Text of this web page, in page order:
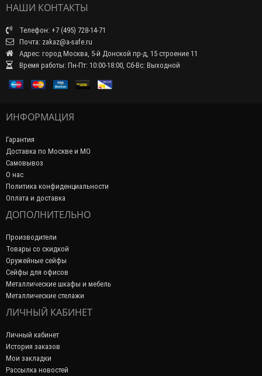
НАШИ КОНТАКТЫ
Телефон: +7 (495) 728-14-71
Почта: zakaz@a-safe.ru
Адрес: город Москва, 5-й Донской пр-д, 15 строение 11
Время работы: Пн-Пт: 10:00-18:00, Сб-Вс: Выходной
ИНФОРМАЦИЯ
Гарантия
Доставка по Москве и МО
Самовывоз
О нас
Политика конфиденциальности
Оплата и доставка
ДОПОЛНИТЕЛЬНО
Производители
Товары со скидкой
Оружейные сейфы
Сейфы для офисов
Металлические шкафы и мебель
Металлические стелажи
ЛИЧНЫЙ КАБИНЕТ
Личный кабинет
История заказов
Мои закладки
Рассылка новостей